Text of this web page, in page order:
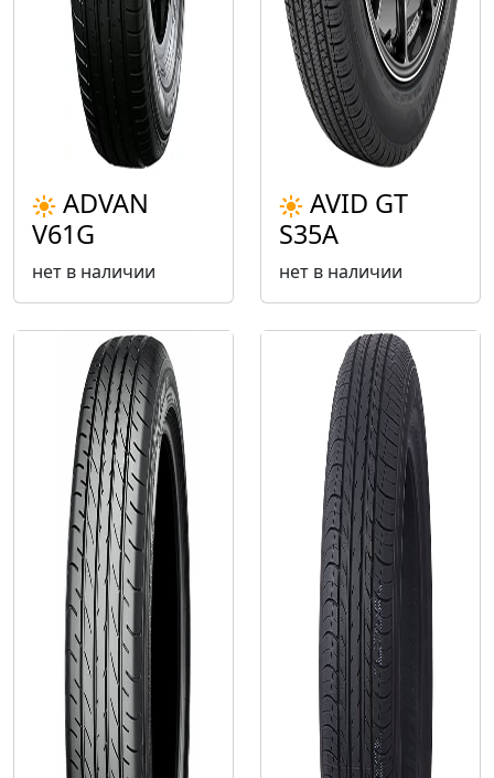
ADVAN
V61G
нет в наличии
AVID GT
S35A
нет в наличии